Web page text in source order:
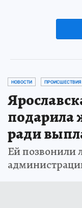
НОВОСТИ ПРОИСШЕСТВИЯ
подарила
ради
Ей позвонили